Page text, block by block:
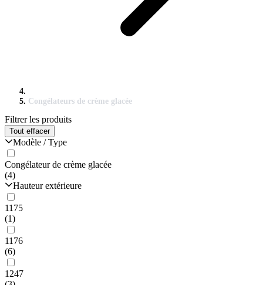
Congélateurs de crème glacée
Filtrer les produits
Tout effacer
Modèle / Type
Congélateur de crème glacée
(4)
Hauteur extérieure
1175
(1)
1176
(6)
1247